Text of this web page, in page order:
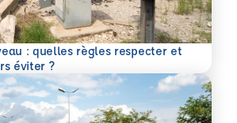
: quelles règles respecter et
éviter ?